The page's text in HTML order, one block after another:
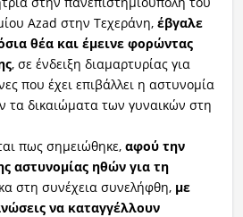
Azad στην Τεχεράνη, έβγαλε
θέα και έμεινε φορώντας
, σε ένδειξη διαμαρτυρίας για
που έχει επιβάλλει η αστυνομία
τα δικαιώματα των γυναικών στη
πως σημειώθηκε, αφού την
αστυνομίας ηθών για τη
στη συνέχεια συνελήφθη, με
να καταγγέλλουν